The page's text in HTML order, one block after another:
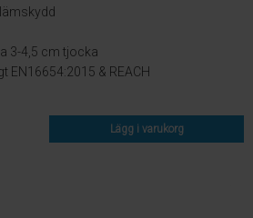
3-4,5 cm tjocka
EN16654:2015 & REACH
Lägg i varukorg